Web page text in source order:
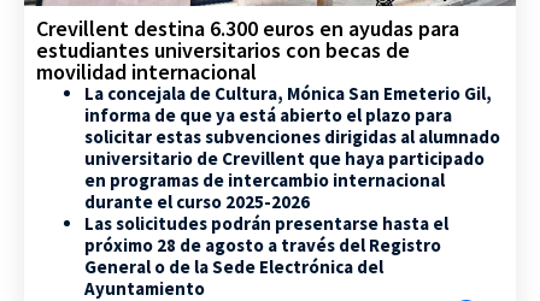
Crevillent destina 6.300 euros en ayudas para
estudiantes universitarios con becas de
movilidad internacional
La concejala de Cultura, Mónica San Emeterio Gil,
informa de que ya está abierto el plazo para
solicitar estas subvenciones dirigidas al alumnado
universitario de Crevillent que haya participado
en programas de intercambio internacional
durante el curso 2025-2026
Las solicitudes podrán presentarse hasta el
próximo 28 de agosto a través del Registro
General o de la Sede Electrónica del
Ayuntamiento